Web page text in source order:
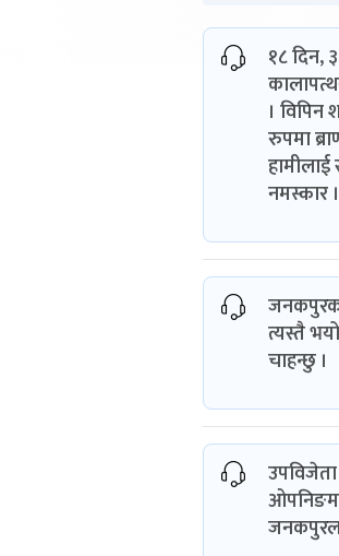
१८ दिन,
। विपिन
रुपमा
नमस्कार
त्यस्तै
चाहन्छु ।